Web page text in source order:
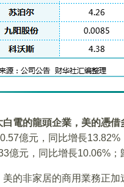
白電的龍頭企業，美的憑
億元，同比增長
億元，同比增長10.06%；
美的非家居的商用業務正